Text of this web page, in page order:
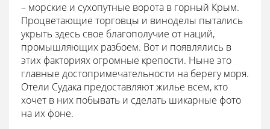
– морские и сухопутные ворота в горный Крым.
Процветающие торговцы и виноделы пытались
укрыть здесь свое благополучие от наций,
промышляющих разбоем. Вот и появлялись в
этих факториях огромные крепости. Ныне это
главные достопримечательности на берегу моря.
Отели Судака предоставляют жилье всем, кто
хочет в них побывать и сделать шикарные фото
на их фоне.